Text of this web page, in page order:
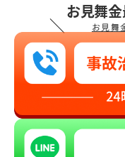
＼
お見舞
お見舞